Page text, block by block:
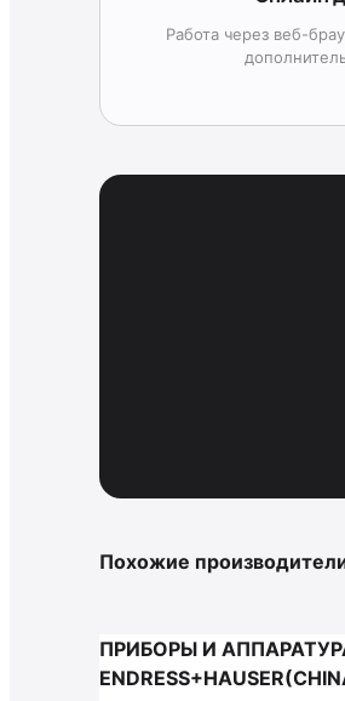
Работа через веб-
Похожие
ПРИБОРЫ И